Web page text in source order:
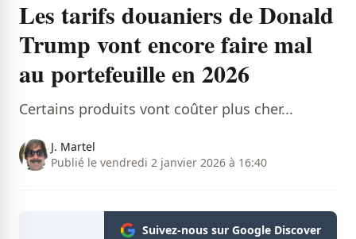
Les tarifs douaniers de Donald
Trump vont encore faire mal
au portefeuille en 2026
Certains produits vont coûter plus cher...
J. Martel
Publié le vendredi 2 janvier 2026 à 16:40
Suivez-nous sur Google Discover